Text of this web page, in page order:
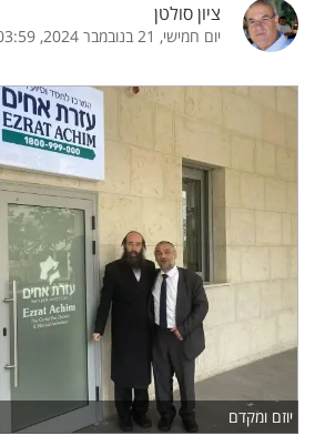
ציון סולטן
יום חמישי, 21 בנובמבר 2024, 03:59
יוזם ומקדם